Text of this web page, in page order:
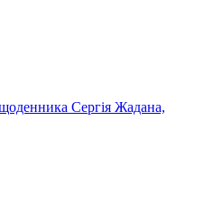
Сергія Жадана,